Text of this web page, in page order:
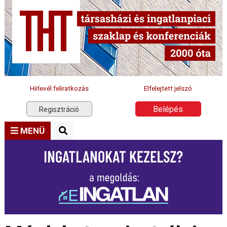
Hírlevél feliratkozás Elfelejtett jelszó
Regisztráció Belépés
MENÜ